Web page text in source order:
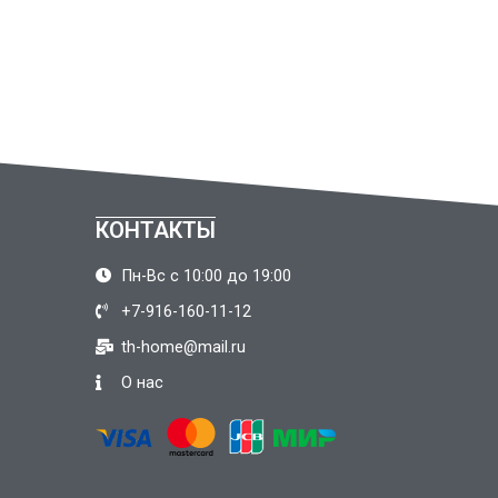
КОНТАКТЫ
Пн-Вс с 10:00 до 19:00
+7-916-160-11-12
th-home@mail.ru
О нас